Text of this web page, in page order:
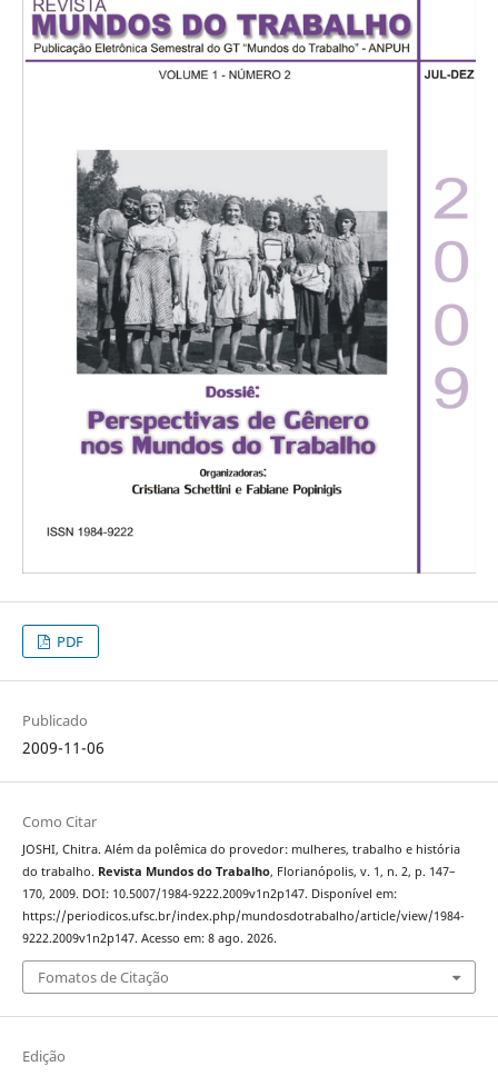
PDF
Publicado
2009-11-06
Como Citar
JOSHI, Chitra. Além da polêmica do provedor: mulheres, trabalho e história
do trabalho. Revista Mundos do Trabalho, Florianópolis, v. 1, n. 2, p. 147–
170, 2009. DOI: 10.5007/1984-9222.2009v1n2p147. Disponível em:
https://periodicos.ufsc.br/index.php/mundosdotrabalho/article/view/1984-
9222.2009v1n2p147. Acesso em: 8 ago. 2026.
Fomatos de Citação
Edição